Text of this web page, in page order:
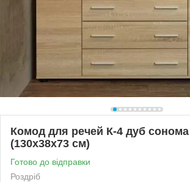
Комод для речей К-4 дуб
(130х38х73 см)
Готово до відправки
Роздріб